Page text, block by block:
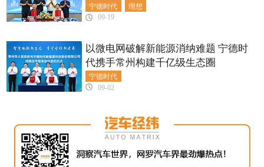
宁德时代 理想
09-19
宁德时代
以微电网破解新能源消纳难题 宁德时
代携手常州构建千亿级生态圈
09-02